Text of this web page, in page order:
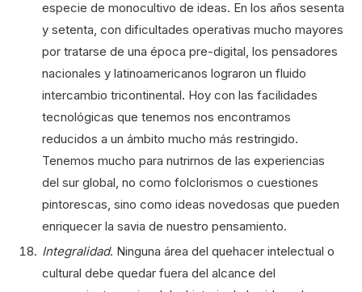
especie de monocultivo de ideas. En los años sesenta
y setenta, con dificultades operativas mucho mayores
por tratarse de una época pre-digital, los pensadores
nacionales y latinoamericanos lograron un fluido
intercambio tricontinental. Hoy con las facilidades
tecnológicas que tenemos nos encontramos
reducidos a un ámbito mucho más restringido.
Tenemos mucho para nutrirnos de las experiencias
del sur global, no como folclorismos o cuestiones
pintorescas, sino como ideas novedosas que pueden
enriquecer la savia de nuestro pensamiento.
Integralidad. Ninguna área del quehacer intelectual o
cultural debe quedar fuera del alcance del